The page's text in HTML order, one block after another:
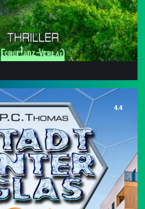
4.4